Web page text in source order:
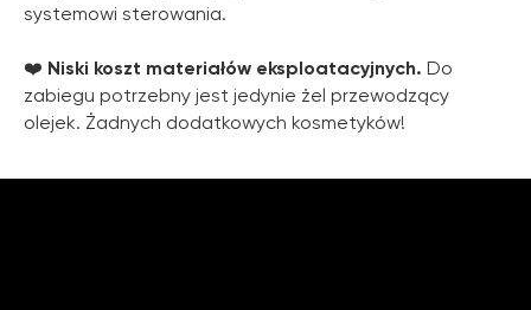
systemowi sterowania.
❤️ Niski koszt materiałów eksploatacyjnych. Do
zabiegu potrzebny jest jedynie żel przewodzący
olejek. Żadnych dodatkowych kosmetyków!